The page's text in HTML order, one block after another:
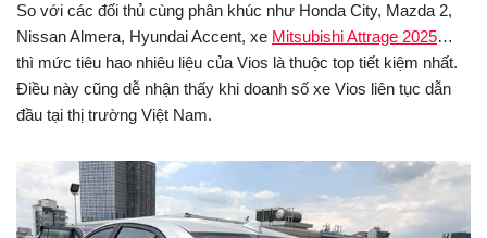
So với các đối thủ cùng phân khúc như Honda City, Mazda 2,
Nissan Almera, Hyundai Accent, xe Mitsubishi Attrage 2025…
thì mức tiêu hao nhiêu liệu của Vios là thuộc top tiết kiệm nhất.
Điều này cũng dễ nhận thấy khi doanh số xe Vios liên tục dẫn
đầu tại thị trường Việt Nam.